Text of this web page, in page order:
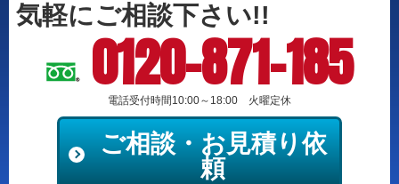
気軽にご相談下さい!!
0120-871-185
電話受付時間10:00～18:00 火曜定休
ご相談・お見積り依
頼